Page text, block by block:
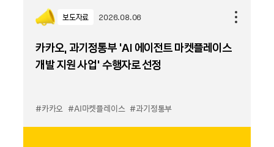
보도자료 2026.08.06
카카오, 과기정통부 ‘AI 에이전트 마켓플레이스
개발 지원 사업’ 수행자로 선정
#카카오 #AI마켓플레이스 #과기정통부